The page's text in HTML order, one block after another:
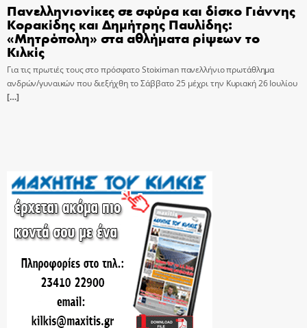
Πανελληνιονίκες σε σφύρα και δίσκο Γιάννης
Κορακίδης και Δημήτρης Παυλίδης:
«Μητρόπολη» στα αθλήματα ρίψεων το
Κιλκίς
Για τις πρωτιές τους στο πρόσφατο Stoiximan πανελλήνιο πρωτάθλημα
ανδρών/γυναικών που διεξήχθη το Σάββατο 25 μέχρι την Κυριακή 26 Ιουλίου
[…]